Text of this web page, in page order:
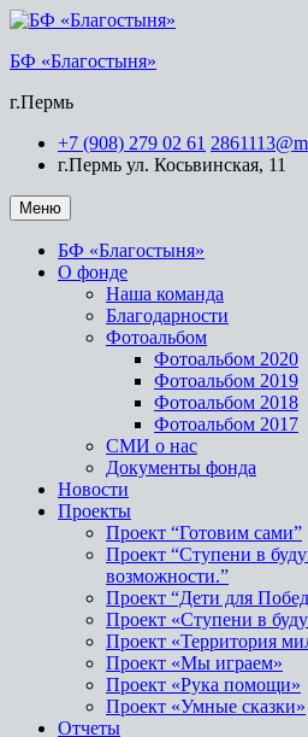
БФ «Благостыня»
г.Пермь
+7 (908) 279 02 61
г.Пермь ул. Косьвинская, 11
Меню
БФ «Благостыня»
О фонде
Наша команда
Благодарности
Фотоальбом
Фотоальбом 2020
Фотоальбом 2019
Фотоальбом 2018
Фотоальбом 2017
СМИ о нас
Документы фонда
Новости
Проекты
Проект “Готовим сами”
Проект “Ступени в
возможности.”
Проект “Дети для
Проект «Ступени в
Проект «Территория
Проект «Мы играем»
Проект «Рука помощи»
Проект «Умные сказки»
Отчеты